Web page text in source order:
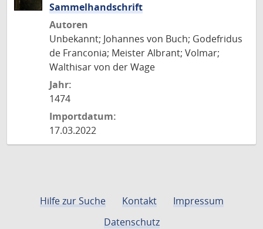
Sammelhandschrift
Autoren
Unbekannt; Johannes von Buch; Godefridus
de Franconia; Meister Albrant; Volmar;
Walthisar von der Wage
Jahr:
1474
Importdatum:
17.03.2022
Hilfe zur Suche Kontakt
Impressum
Datenschutz